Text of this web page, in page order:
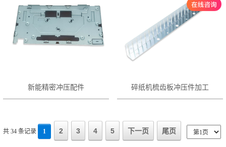
新能精密冲压配件 碎纸机梳齿板冲压件加工
共 34 条记录 1 2 3 4 5 下一页 尾页